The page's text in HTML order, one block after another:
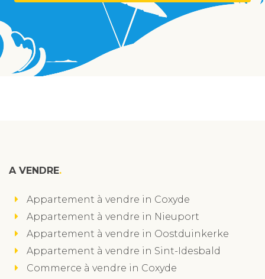
A VENDRE
Appartement à vendre in Coxyde
Appartement à vendre in Nieuport
Appartement à vendre in Oostduinkerke
Appartement à vendre in Sint-Idesbald
Commerce à vendre in Coxyde